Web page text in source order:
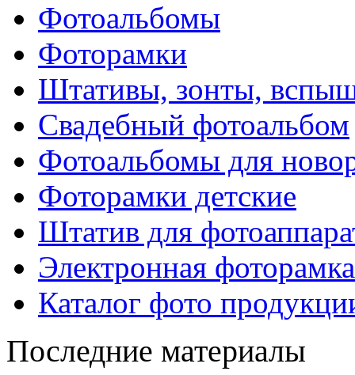
Фотоальбомы
Фоторамки
Штативы, зонты,
Свадебный фотоальбом
Фотоальбомы для
Фоторамки детские
Штатив для
Электронная фоторамка
Каталог фото
Последние материалы